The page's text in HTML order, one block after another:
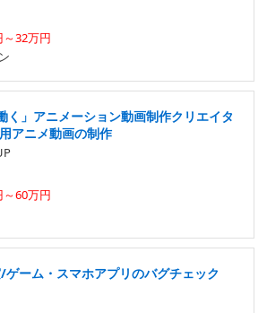
～32万円
く」アニメーション動画制作クリエイタ
アニメ動画の制作
～60万円
ーム・スマホアプリのバグチェック